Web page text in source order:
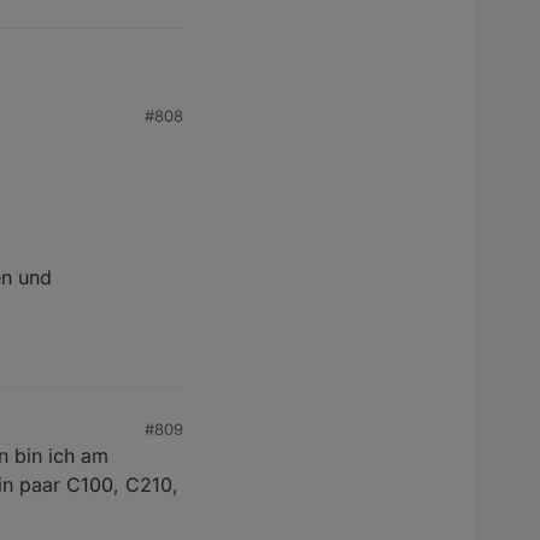
400
Please check if the mail and password are
400
Please check if the mail and password are
#808
und
#809
bin ich am
paar C100, C210,